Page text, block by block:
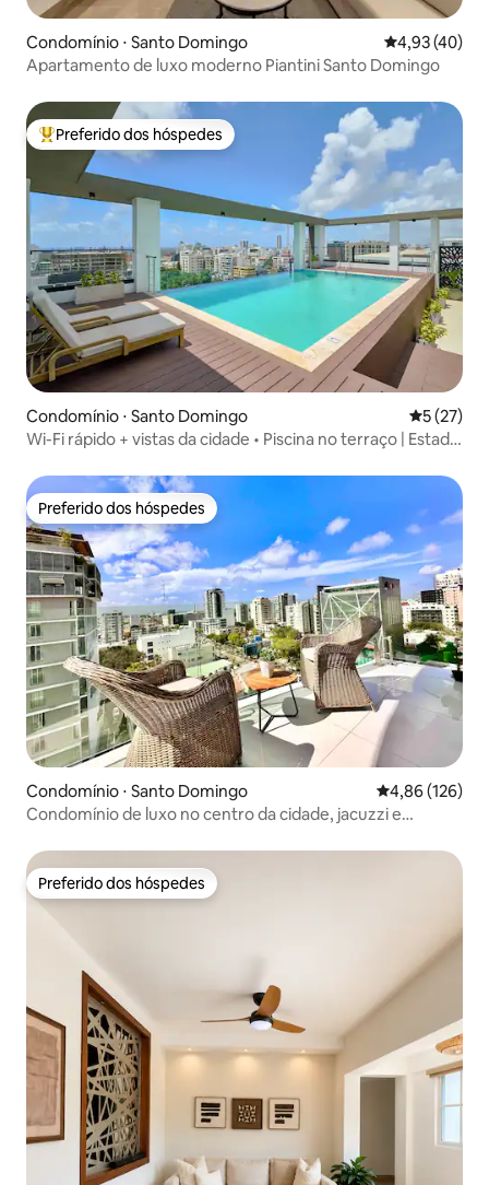
Condomínio ⋅ Santo Domingo 4,93 de uma
4,93 (40)
Apartamento de luxo moderno Piantini Santo Domingo
Entre os melhores preferidos dos hóspedes
Preferido dos hóspedes
Condomínio ⋅ Santo Domingo 5 de uma
5 (27)
Wi-Fi rápido + vistas da cidade • Piscina no terraço | Estadia
Preferido dos hóspedes
Preferido dos hóspedes
Condomínio ⋅ Santo Domingo 4,86 de uma
4,86 (126)
Condomínio de luxo no centro da cidade, jacuzzi e
Preferido dos hóspedes
Preferido dos hóspedes